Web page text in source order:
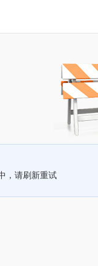
，请刷新重试